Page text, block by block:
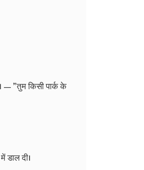
— ”तुम किसी पार्क के
डाल दी।